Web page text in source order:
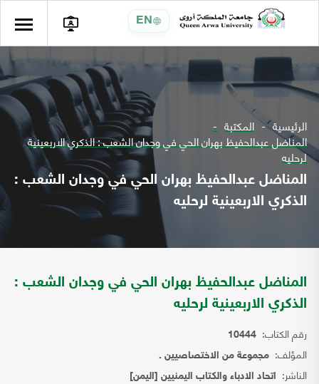
EN
الرئيسية المكتبة
المناضل عبدالحفيظ بهران الحي في وجدان الشعب : الذكري الاربعينية
لرحليه
المناضل عبدالحفيظ بهران الحي في وجدان الشعب :
الذكري الاربعينية لرحليه
المناضل عبدالحفيظ بهران الحي في وجدان الشعب :
الذكري الاربعينية لرحليه
رقم الكتاب: 10444
المؤلف: مجموعة من الاختصاصيين .
الناشر: اتحاد الادباء والكتاب اليمنيين [اليمن]